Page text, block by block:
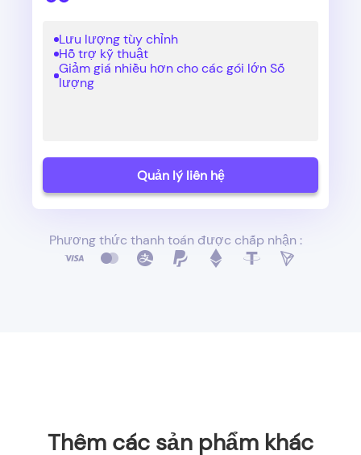
Lưu lượng tùy chỉnh
Hỗ trợ kỹ thuật
Giảm giá nhiều hơn cho các gói lớn Số
lượng
Quản lý liên hệ
Phương thức thanh toán được chấp nhận :
Thêm các sản phẩm khác